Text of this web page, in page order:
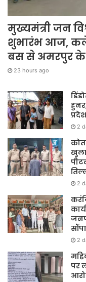
मुख्यमंत्री जन
शुभारंभ आज,
बस से अमरपुर के
23 hours ago
2
2
2
पर